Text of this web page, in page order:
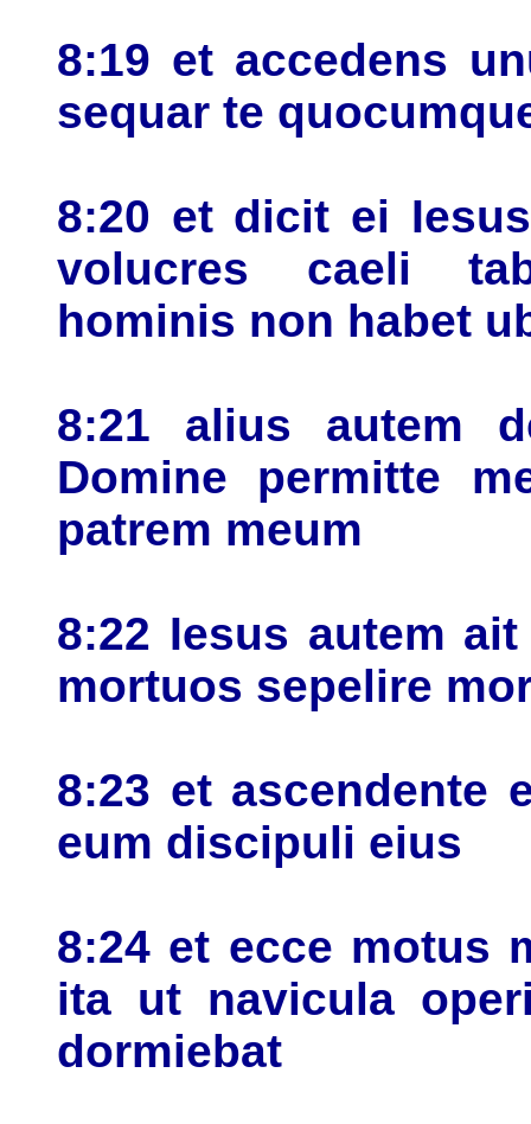
8:19 et accedens
sequar te
8:20 et dicit ei
volucres caeli
hominis non habet
8:21 alius autem
Domine permitte
patrem meum
8:22 Iesus autem
mortuos sepelire
8:23 et ascendente
eum discipuli eius
8:24 et ecce motus
ita ut navicula
dormiebat